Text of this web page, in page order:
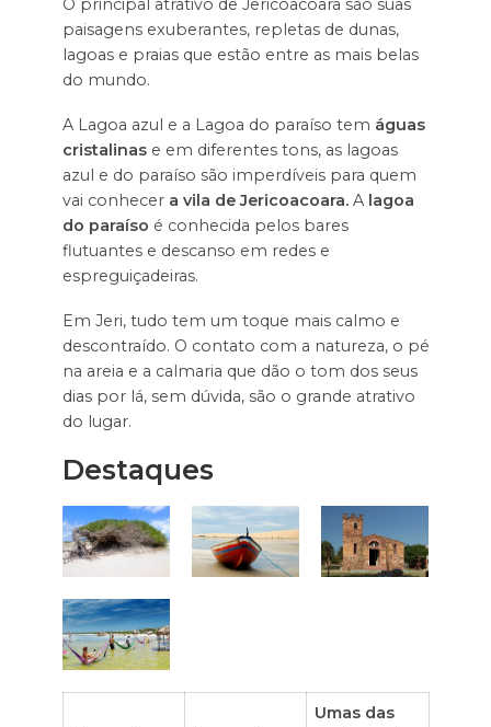
O principal atrativo de Jericoacoara são suas
paisagens exuberantes, repletas de dunas,
lagoas e praias que estão entre as mais belas
do mundo.
A Lagoa azul e a Lagoa do paraíso tem águas
cristalinase em diferentes tons, as lagoas
azul e do paraíso são imperdíveis para quem
vai conhecer a vila de Jericoacoara.A lagoa
do paraíso é conhecida pelos bares
flutuantes e descanso em redes e
espreguiçadeiras.
Em Jeri, tudo tem um toque mais calmo e
descontraído. O contato com a natureza, o pé
na areia e a calmaria que dão o tom dos seus
dias por lá, sem dúvida, são o grande atrativo
do lugar.
Destaques
Umas das